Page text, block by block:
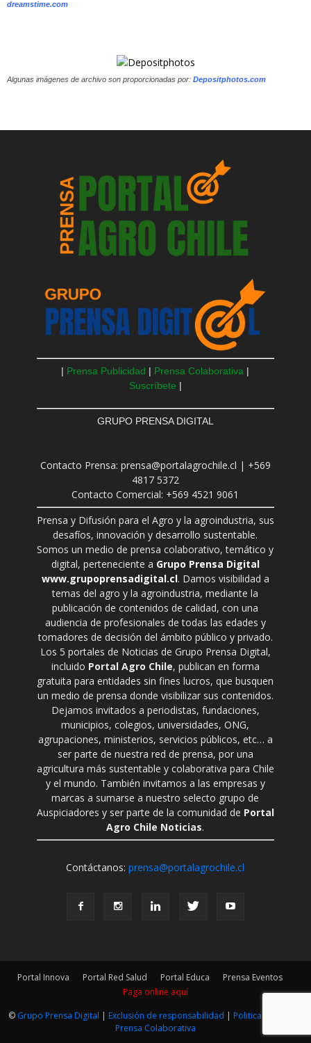
dreamstime.com
Algunas imágenes de archivo son proporcionadas por: Depositphotos.com
| Prensa Publicidad | Prensa Colaborativa |
Suscríbete |
GRUPO PRENSA DIGITAL
Contacto Prensa: prensa@portalagrochile.cl | +569
4817 5372
Contacto Comercial: +569 4521 9061
Prensa y Difusión para el Agro y la agroindustria, sus
desafíos, innovación y desarrollo sustentable.
Somos un medio de prensa colaborativo, temático y
digital, perteneciente a Grupo Prensa Digital
www.grupoprensadigital.cl. Damos visibilidad a
temas del agro y la agroindustria, mediante la
publicación de contenidos de calidad, con una
audiencia de profesionales de todas las edades y
tomadores de decisión del ámbito público y privado.
Los 5 portales de Noticias de Grupo Prensa Digital,
incluido Portal Agro Chile, publican en forma
gratuita para entidades sin fines lucros, que busquen
un medio de prensa donde visibilizar sus contenidos.
Dejamos invitados a periodistas, fundaciones,
municipios, colegios, universidades, ONG,
agrupaciones, ministerios, servicios públicos, etc… a
ser parte de nuestra red de prensa, por una
agricultura más sustentable y colaborativa para Chile
y el mundo. También invitamos a las empresas y
marcas a sumarse a nuestro selecto grupo de
Auspiciadores y ser parte de la comunidad de Portal
Agro Chile Noticias.
Contáctanos:prensa@portalagrochile.cl
Portal Innova Portal Red Salud Portal Educa
Prensa Eventos
Paga online aquí
© Grupo Prensa Digital | Exclusión de responsabilidad | Politica Editorial
Prensa Colaborativa